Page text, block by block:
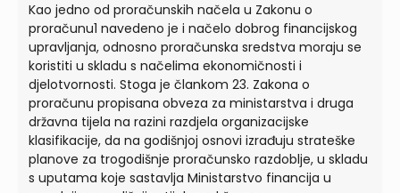
Kao jedno od proračunskih načela u Zakonu o
proračunu1 navedeno je i načelo dobrog financijskog
upravljanja, odnosno proračunska sredstva moraju se
koristiti u skladu s načelima ekonomičnosti i
djelotvornosti. Stoga je člankom 23. Zakona o
proračunu propisana obveza za ministarstva i druga
državna tijela na razini razdjela organizacijske
klasifikacije, da na godišnjoj osnovi izrađuju strateške
planove za trogodišnje proračunsko razdoblje, u skladu
s uputama koje sastavlja Ministarstvo financija u